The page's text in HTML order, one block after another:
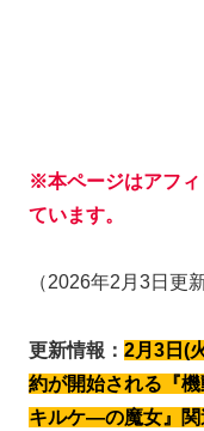
※本ページはアフィ
ています。
（2026年2月3日更新
更新情報： 2月3日(
約が開始される『
キルケ―の魔女』関